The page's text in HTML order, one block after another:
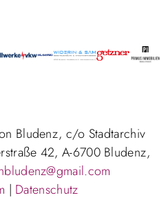
Bludenz, c/o Stadtarchiv
42, A-6700 Bludenz,
| Datenschutz